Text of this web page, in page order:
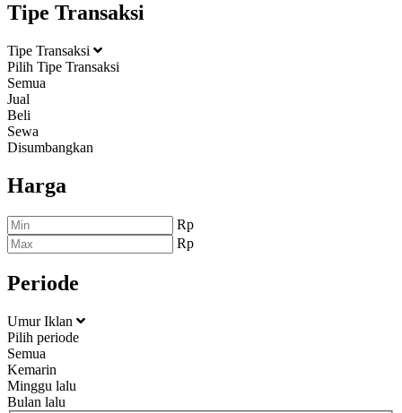
Tipe Transaksi
Tipe Transaksi
Pilih Tipe Transaksi
Semua
Jual
Beli
Sewa
Disumbangkan
Harga
Rp
Rp
Periode
Umur Iklan
Pilih periode
Semua
Kemarin
Minggu lalu
Bulan lalu